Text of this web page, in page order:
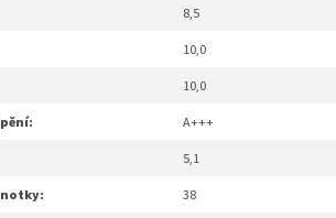
8,5
10,0
10,0
A+++
5,1
38